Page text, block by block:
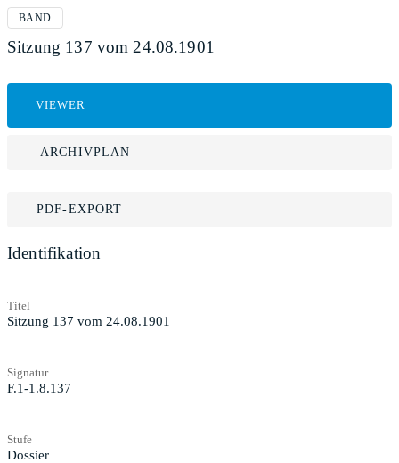
BAND
Sitzung 137 vom 24.08.1901
VIEWER
ARCHIVPLAN
PDF-EXPORT
Identifikation
Titel
Sitzung 137 vom 24.08.1901
Signatur
F.1-1.8.137
Stufe
Dossier